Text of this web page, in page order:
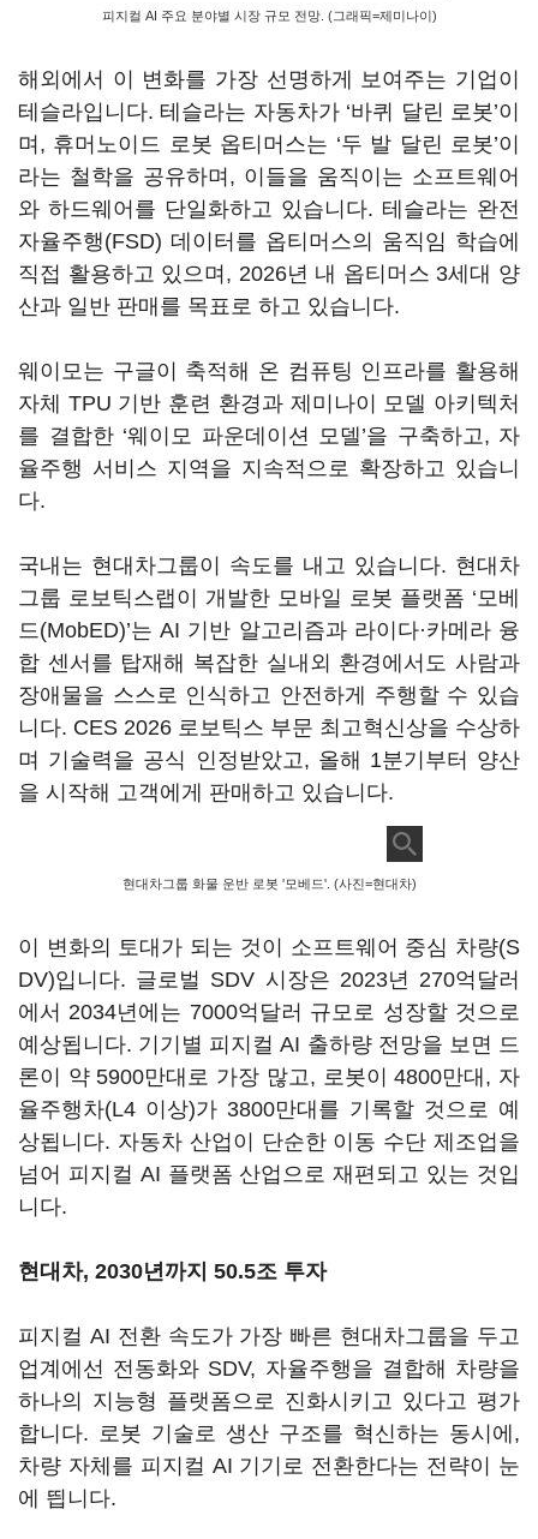
피지컬 AI 주요 분야별 시장 규모 전망. (그래픽=제미나이)
해외에서 이 변화를 가장 선명하게 보여주는 기업이
테슬라입니다. 테슬라는 자동차가 ‘바퀴 달린 로봇’이
며, 휴머노이드 로봇 옵티머스는 ‘두 발 달린 로봇’이
라는 철학을 공유하며, 이들을 움직이는 소프트웨어
와 하드웨어를 단일화하고 있습니다. 테슬라는 완전
자율주행(FSD) 데이터를 옵티머스의 움직임 학습에
직접 활용하고 있으며, 2026년 내 옵티머스 3세대 양
산과 일반 판매를 목표로 하고 있습니다.
웨이모는 구글이 축적해 온 컴퓨팅 인프라를 활용해
자체 TPU 기반 훈련 환경과 제미나이 모델 아키텍처
를 결합한 ‘웨이모 파운데이션 모델’을 구축하고, 자
율주행 서비스 지역을 지속적으로 확장하고 있습니
다.
국내는 현대차그룹이 속도를 내고 있습니다. 현대차
그룹 로보틱스랩이 개발한 모바일 로봇 플랫폼 ‘모베
드(MobED)’는 AI 기반 알고리즘과 라이다·카메라 융
합 센서를 탑재해 복잡한 실내외 환경에서도 사람과
장애물을 스스로 인식하고 안전하게 주행할 수 있습
니다. CES 2026 로보틱스 부문 최고혁신상을 수상하
며 기술력을 공식 인정받았고, 올해 1분기부터 양산
을 시작해 고객에게 판매하고 있습니다.
현대차그룹 화물 운반 로봇 '모베드'. (사진=현대차)
이 변화의 토대가 되는 것이 소프트웨어 중심 차량(S
DV)입니다. 글로벌 SDV 시장은 2023년 270억달러
에서 2034년에는 7000억달러 규모로 성장할 것으로
예상됩니다. 기기별 피지컬 AI 출하량 전망을 보면 드
론이 약 5900만대로 가장 많고, 로봇이 4800만대, 자
율주행차(L4 이상)가 3800만대를 기록할 것으로 예
상됩니다. 자동차 산업이 단순한 이동 수단 제조업을
넘어 피지컬 AI 플랫폼 산업으로 재편되고 있는 것입
니다.
현대차, 2030년까지 50.5조 투자
피지컬 AI 전환 속도가 가장 빠른 현대차그룹을 두고
업계에선 전동화와 SDV, 자율주행을 결합해 차량을
하나의 지능형 플랫폼으로 진화시키고 있다고 평가
합니다. 로봇 기술로 생산 구조를 혁신하는 동시에,
차량 자체를 피지컬 AI 기기로 전환한다는 전략이 눈
에 띕니다.